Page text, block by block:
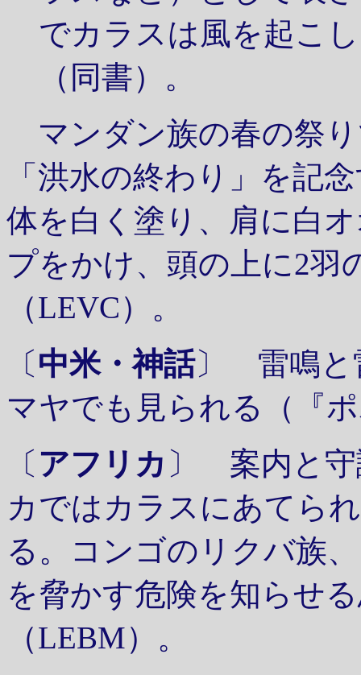
でカラスは風を起こ
（同書）。
マンダン族の春の祭
「洪水の終わり」を記
体を白く塗り、肩に白
プをかけ、頭の上に2羽
（LEVC）。
〔 中米・神話〕 雷鳴と
マヤでも見られる（『
〔 アフリカ 〕 案内と守
カではカラスにあてら
る。コンゴのリクバ族
を脅かす危険を知らせ
（LEBM）。